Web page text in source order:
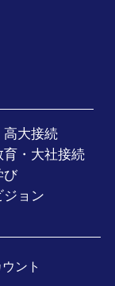
高大接続
育・大社接続
び
ジョン
ント